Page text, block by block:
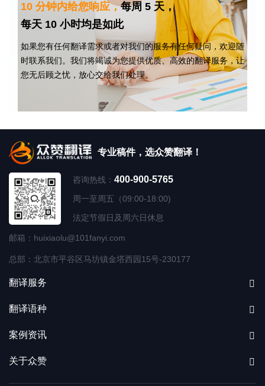
10 分钟内给您响应，每周 5 天，
每天 10 小时均是如此
如果您有任何翻译需求或者对我们的服务有任何疑问，欢迎随
时联系我们。我们将竭诚为您提供优质、高效的翻译服务，让
您无后顾之忧，放心交给我们处理。
专业稿件，选众赞翻译！
咨询热线： 400-900-5765
周一至周五（09:00-18:00)
法定节假日及周六日休息
邮箱：huixiaolu@101fanyi.com
总部：北京市平谷区马坊镇金塔西园15号-230177
翻译服务
翻译语种
案例资讯
关于众赞